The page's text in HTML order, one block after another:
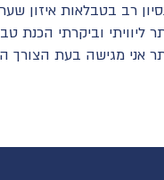
רב בטבלאות איזון
ליוויתי וביקרתי הכנת
אני מגישה בעת הצורך